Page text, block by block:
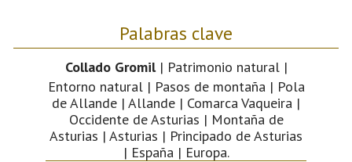
Palabras clave
Collado Gromil| Patrimonio natural |
Entorno natural | Pasos de montaña | Pola
de Allande | Allande | Comarca Vaqueira |
Occidente de Asturias | Montaña de
Asturias | Asturias | Principado de Asturias
| España | Europa.